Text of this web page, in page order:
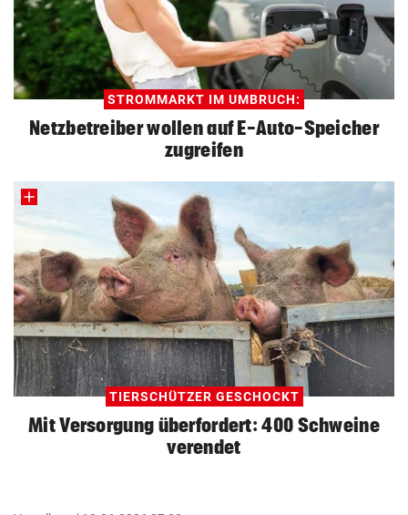
STROMMARKT IM UMBRUCH:
Netzbetreiber wollen auf E-Auto-Speicher
zugreifen
TIERSCHÜTZER GESCHOCKT
Mit Versorgung überfordert: 400 Schweine
verendet